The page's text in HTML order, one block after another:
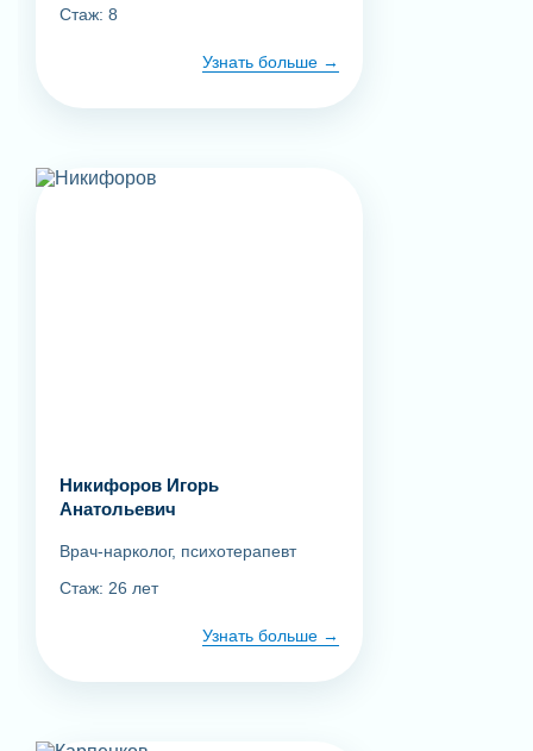
Стаж: 8
Узнать больше
Никифоров Игорь
Анатольевич
Врач-нарколог, психотерапевт
Стаж: 26 лет
Узнать больше